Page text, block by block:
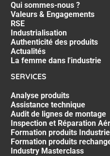
Qui sommes-nous ?
Valeurs & Engagements
RSE
Industrialisation
Authenticité des produits
Actualités
La femme dans l'industrie
SERVICES
Analyse produits
Assistance technique
Audit de lignes de montage
Inspection et Réparation
Formation produits Industrie
Formation produits
Industry Masterclass